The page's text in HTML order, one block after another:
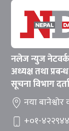
नलेज न्युज नेटवर्क
अध्यक्ष तथा
सूचना विभाग
नया
+०१-